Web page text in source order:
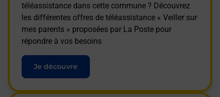
téléassistance dans cette commune ? Découvrez
les différentes offres de téléassistance « Veiller sur
mes parents » proposées par La Poste pour
répondre à vos besoins
Je découvre